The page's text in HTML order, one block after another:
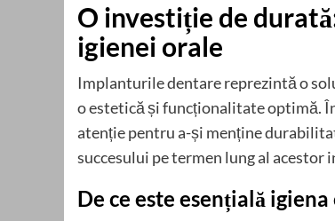
O investiție de
igienei orale
Implanturile dentare reprezintă o
o estetică și funcționalitate optimă.
atenție pentru a-și menține
succesului pe termen lung al acestor
De ce este esențială